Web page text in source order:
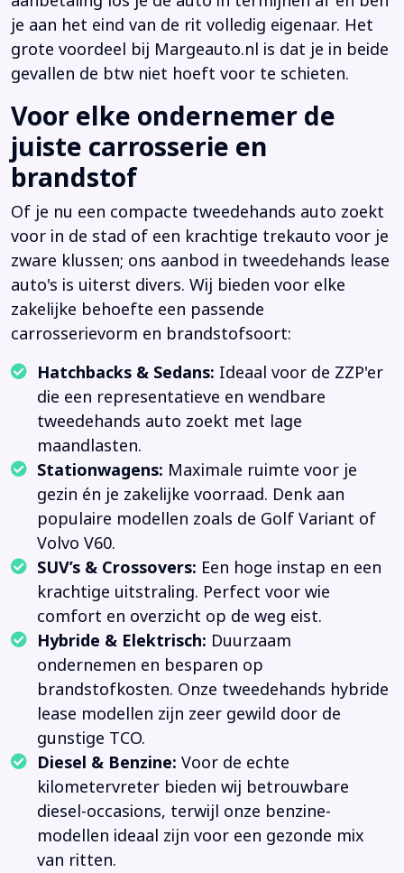
je aan het eind van de rit volledig eigenaar. Het
grote voordeel bij Margeauto.nl is dat je in beide
gevallen de btw niet hoeft voor te schieten.
Voor elke ondernemer de
juiste carrosserie en
brandstof
Of je nu een compacte tweedehands auto zoekt
voor in de stad of een krachtige trekauto voor je
zware klussen; ons aanbod in tweedehands lease
auto's is uiterst divers. Wij bieden voor elke
zakelijke behoefte een passende
carrosserievorm en brandstofsoort:
Hatchbacks & Sedans: Ideaal voor de ZZP'er
die een representatieve en wendbare
tweedehands auto zoekt met lage
maandlasten.
Stationwagens: Maximale ruimte voor je
gezin én je zakelijke voorraad. Denk aan
populaire modellen zoals de Golf Variant of
Volvo V60.
SUV’s & Crossovers: Een hoge instap en een
krachtige uitstraling. Perfect voor wie
comfort en overzicht op de weg eist.
Hybride & Elektrisch: Duurzaam
ondernemen en besparen op
brandstofkosten. Onze tweedehands hybride
lease modellen zijn zeer gewild door de
gunstige TCO.
Diesel & Benzine: Voor de echte
kilometervreter bieden wij betrouwbare
diesel-occasions, terwijl onze benzine-
modellen ideaal zijn voor een gezonde mix
van ritten.